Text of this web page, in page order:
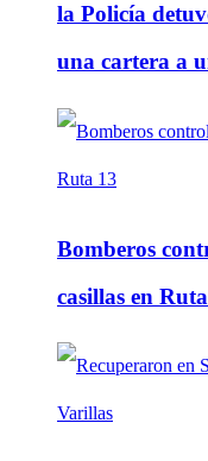
la Policía
una cartera a
Bomberos
casillas en